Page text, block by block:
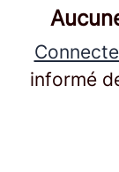
informé